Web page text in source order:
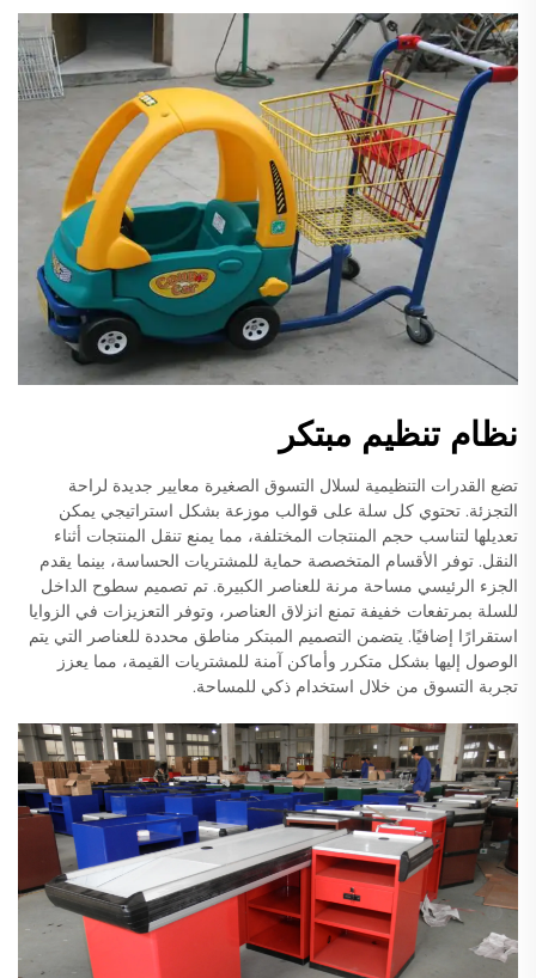
نظام تنظيم مبتكر
تضع القدرات التنظيمية لسلال التسوق الصغيرة معايير جديدة لراحة
التجزئة. تحتوي كل سلة على قوالب موزعة بشكل استراتيجي يمكن
تعديلها لتناسب حجم المنتجات المختلفة، مما يمنع تنقل المنتجات أثناء
النقل. توفر الأقسام المتخصصة حماية للمشتريات الحساسة، بينما يقدم
الجزء الرئيسي مساحة مرنة للعناصر الكبيرة. تم تصميم سطوح الداخل
للسلة بمرتفعات خفيفة تمنع انزلاق العناصر، وتوفر التعزيزات في الزوايا
استقرارًا إضافيًا. يتضمن التصميم المبتكر مناطق محددة للعناصر التي يتم
الوصول إليها بشكل متكرر وأماكن آمنة للمشتريات القيمة، مما يعزز
تجربة التسوق من خلال استخدام ذكي للمساحة.